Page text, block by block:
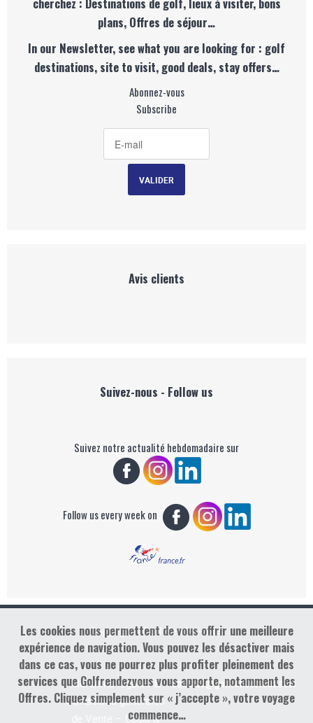
plans, Offres de séjour…
In our Newsletter, see what you are looking for : golf
destinations, site to visit, good deals, stay offers…
Abonnez-vous
Subscribe
Avis clients
Suivez-nous - Follow us
Suivez notre actualité hebdomadaire sur
Follow us every week on
Copyright : Golf Rendez-vous
Mentions légales &
Conditions générales
de Vente – Legal &
contact@golfrendezvous.com
Les cookies nous permettent de vous offrir une meilleure
expérience de navigation. Vous pouvez les désactiver mais
dans ce cas, vous ne pourrez plus profiter pleinement des
services que Golfrendezvous vous apporte, notamment les
Offres. Cliquez simplement sur « j’accepte », votre voyage
commence…